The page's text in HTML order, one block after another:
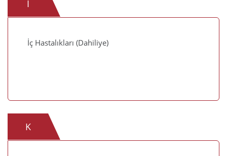
I
İç Hastalıkları (Dahiliye)
K